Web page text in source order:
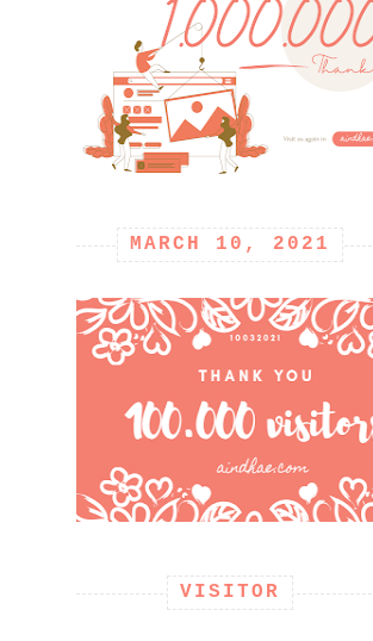
MARCH 10, 2021
VISITOR